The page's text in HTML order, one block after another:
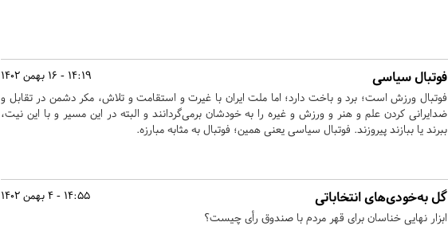
14:19 - 16 بهمن 1402 فوتبال سیاسی
فوتبال ورزش است؛ برد و باخت دارد؛ اما ملت ایران با غیرت و استقامت و تلاش، مکر دشمن در تقابل و
ضدایرانی کردن علم و هنر و ورزش و غیره را به خودشان برمی‌گردانند و البته در این مسیر و با این نیت،
ببرند یا ببازند پیروزند. فوتبال سیاسی یعنی همین؛ فوتبال به مثابه مبارزه.
14:55 - 4 بهمن 1402 گل به‌خودی‌های انتخاباتی
ابزار نهایی خناسان برای قهر مردم با صندوق رأی چیست؟